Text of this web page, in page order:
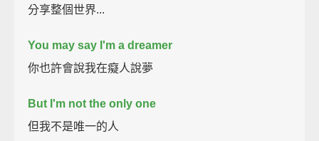
分享整個世界...
You may say I'm a dreamer
你也許會說我在癡人說夢
But I'm not the only one
但我不是唯一的人